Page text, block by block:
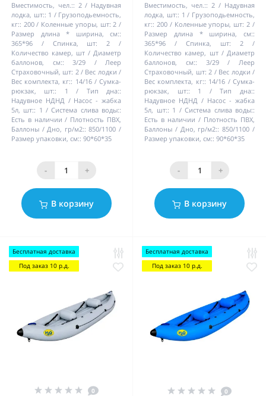
Вместимость, чел.:: 2
Надувная
лодка, шт:: 1
Грузоподьемность,
кг:: 200 Коленные упоры, шт: 2
Размер длина * ширина, см::
365*96
Спинка, шт:
2
Количество камер, шт / Диаметр
баллонов, см::
3/29
Леер
Страховочный, шт: 2
Вес лодки /
Вес комплекта, кг:: 14/16
Сумка-
рюкзак, шт::
1
Тип дна::
Надувное НДНД
Насос - жабка
5л, шт:: 1
Система слива воды::
Есть в наличии
Плотность ПВХ,
Баллоны / Дно, гр/м2:: 850/1100
Размер упаковки, см:: 90*60*35
- +
В корзину
Вместимость, чел.:: 2
Надувная
лодка, шт:: 1
Грузоподьемность,
кг:: 200 Коленные упоры, шт: 2
Размер длина * ширина, см::
365*96
Спинка, шт:
2
Количество камер, шт / Диаметр
баллонов, см::
3/29
Леер
Страховочный, шт: 2
Вес лодки /
Вес комплекта, кг:: 14/16
Сумка-
рюкзак, шт::
1
Тип дна::
Надувное НДНД
Насос - жабка
5л, шт:: 1
Система слива воды::
Есть в наличии
Плотность ПВХ,
Баллоны / Дно, гр/м2:: 850/1100
Размер упаковки, см:: 90*60*35
- +
В корзину
Бесплатная доставка
Под заказ 10 р.д.
0
Бесплатная доставка
Под заказ 10 р.д.
0